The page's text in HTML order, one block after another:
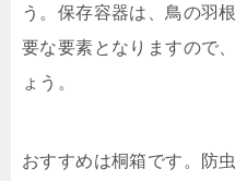
う。保存容器は、鳥の羽
要な要素となりますので
ょう。
おすすめは桐箱です。防